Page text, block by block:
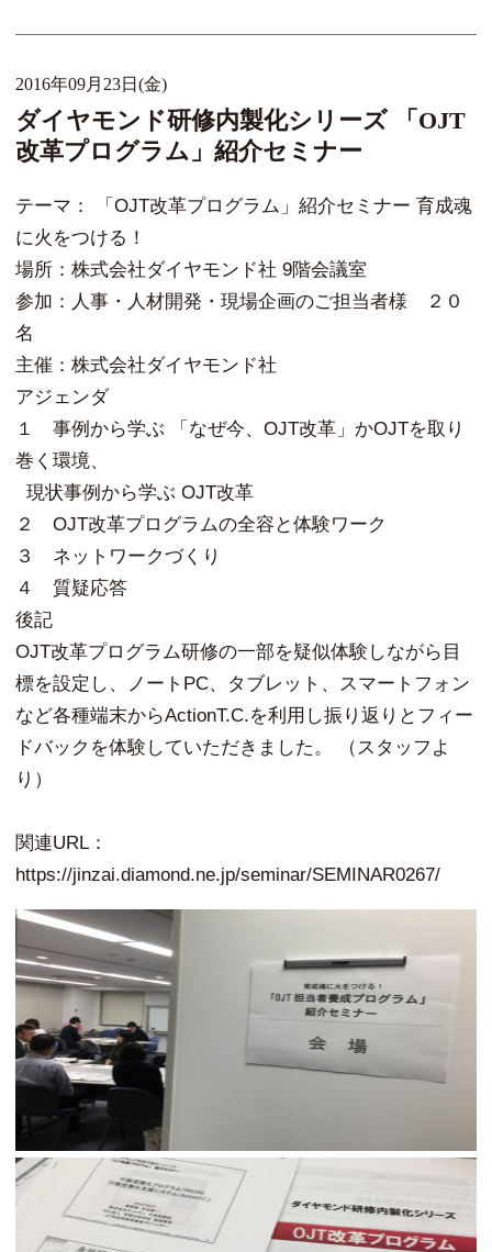
2016年09月23日(金)
ダイヤモンド研修内製化シリーズ 「OJT
改革プログラム」紹介セミナー
テーマ： 「OJT改革プログラム」紹介セミナー 育成魂
に火をつける！
場所：株式会社ダイヤモンド社 9階会議室
参加：人事・人材開発・現場企画のご担当者様 ２０
名
主催：株式会社ダイヤモンド社
アジェンダ
１ 事例から学ぶ 「なぜ今、OJT改革」かOJTを取り
巻く環境、
現状事例から学ぶ OJT改革
２ OJT改革プログラムの全容と体験ワーク
３ ネットワークづくり
４ 質疑応答
後記
OJT改革プログラム研修の一部を疑似体験しながら目
標を設定し、ノートPC、タブレット、スマートフォン
など各種端末からActionT.C.を利用し振り返りとフィー
ドバックを体験していただきました。 （スタッフよ
り）
関連URL：
https://jinzai.diamond.ne.jp/seminar/SEMINAR0267/